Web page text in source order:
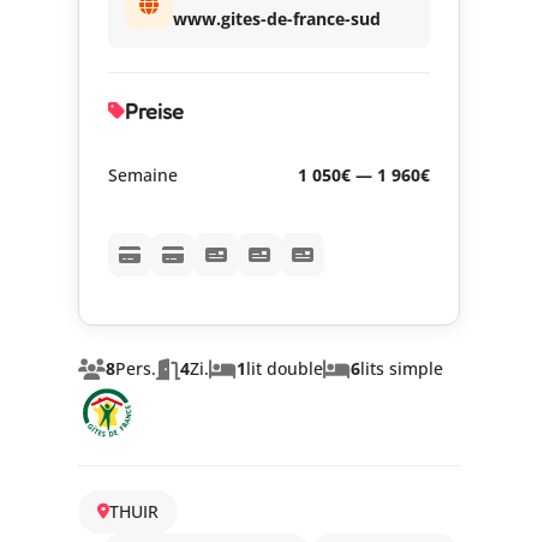
8Pers. 4Zi. 1lit double 6lits simple
THUIR
www.gites-de-france-sud
Preise
Semaine 1 050€ — 1 960€